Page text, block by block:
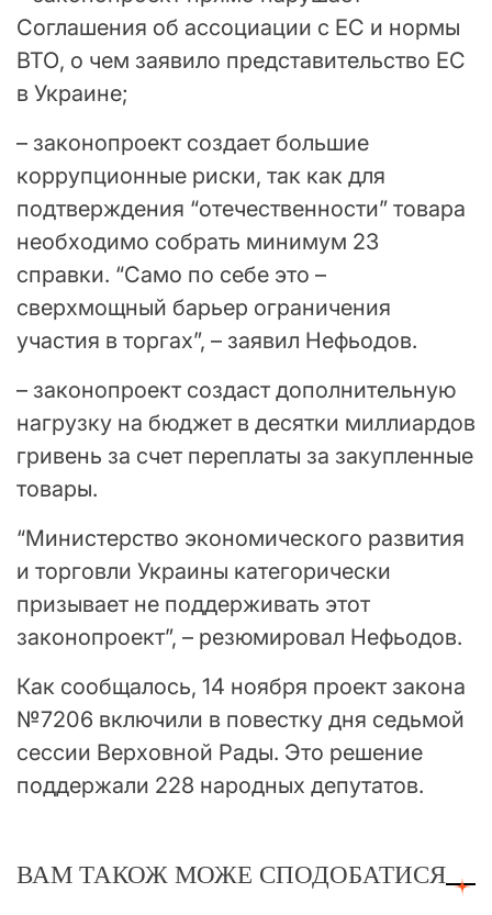
Соглашения об ассоциации с ЕС и нормы
ВТО, о чем заявило представительство ЕС
в Украине;
– законопроект создает большие
коррупционные риски, так как для
подтверждения “отечественности” товара
необходимо собрать минимум 23
справки. “Само по себе это –
сверхмощный барьер ограничения
участия в торгах”, – заявил Нефьодов.
– законопроект создаст дополнительную
нагрузку на бюджет в десятки миллиардов
гривень за счет переплаты за закупленные
товары.
“Министерство экономического развития
и торговли Украины категорически
призывает не поддерживать этот
законопроект”, – резюмировал Нефьодов.
Как сообщалось, 14 ноября проект закона
№7206 включили в повестку дня седьмой
сессии Верховной Рады. Это решение
поддержали 228 народных депутатов.
ВАМ ТАКОЖ МОЖЕ СПОДОБАТИСЯ